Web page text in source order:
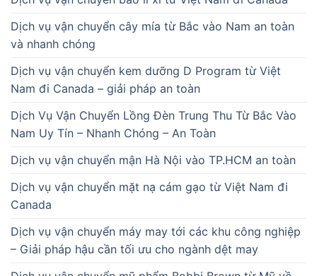
Dịch vụ vận chuyển cây mía từ Bắc vào Nam an toàn
và nhanh chóng
Dịch vụ vận chuyển kem dưỡng D Program từ Việt
Nam đi Canada – giải pháp an toàn
Dịch Vụ Vận Chuyển Lồng Đèn Trung Thu Từ Bắc Vào
Nam Uy Tín – Nhanh Chóng – An Toàn
Dịch vụ vận chuyển mận Hà Nội vào TP.HCM an toàn
Dịch vụ vận chuyển mặt nạ cám gạo từ Việt Nam đi
Canada
Dịch vụ vận chuyển máy may tới các khu công nghiệp
– Giải pháp hậu cần tối ưu cho ngành dệt may